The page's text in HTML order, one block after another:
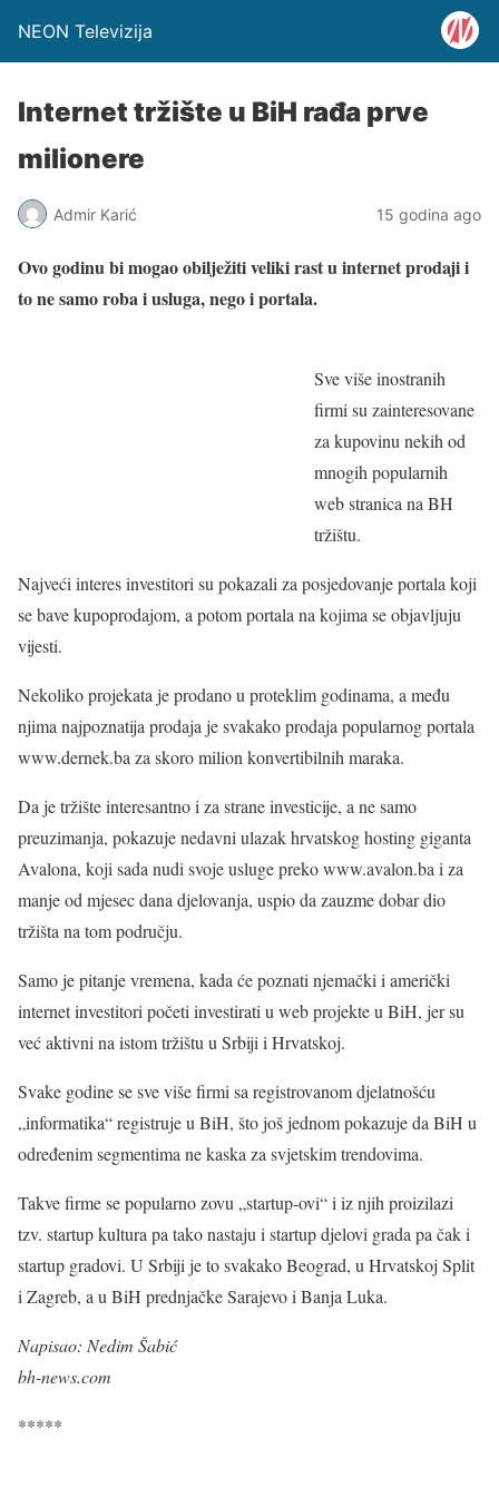
NEON Televizija
Internet tržište u BiH rađa prve
milionere
Admir Karić 15 godina ago
Ovo godinu bi mogao obilježiti veliki rast u internet prodaji i
to ne samo roba i usluga, nego i portala.
Sve više inostranih
firmi su zainteresovane
za kupovinu nekih od
mnogih popularnih
web stranica na BH
tržištu.
Najveći interes investitori su pokazali za posjedovanje portala koji
se bave kupoprodajom, a potom portala na kojima se objavljuju
vijesti.
Nekoliko projekata je prodano u proteklim godinama, a među
njima najpoznatija prodaja je svakako prodaja popularnog portala
www.dernek.ba za skoro milion konvertibilnih maraka.
Da je tržište interesantno i za strane investicije, a ne samo
preuzimanja, pokazuje nedavni ulazak hrvatskog hosting giganta
Avalona, koji sada nudi svoje usluge preko www.avalon.ba i za
manje od mjesec dana djelovanja, uspio da zauzme dobar dio
tržišta na tom području.
Samo je pitanje vremena, kada će poznati njemački i američki
internet investitori početi investirati u web projekte u BiH, jer su
već aktivni na istom tržištu u Srbiji i Hrvatskoj.
Svake godine se sve više firmi sa registrovanom djelatnošću
„informatika“ registruje u BiH, što još jednom pokazuje da BiH u
određenim segmentima ne kaska za svjetskim trendovima.
Takve firme se popularno zovu „startup-ovi“ i iz njih proizilazi
tzv. startup kultura pa tako nastaju i startup djelovi grada pa čak i
startup gradovi. U Srbiji je to svakako Beograd, u Hrvatskoj Split
i Zagreb, a u BiH prednjačke Sarajevo i Banja Luka.
Napisao: Nedim Šabić
bh-news.com
*****